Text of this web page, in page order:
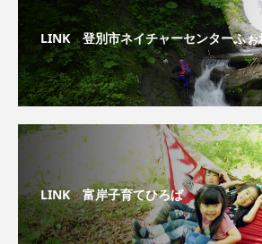
LINK 登別市ネイチャーセンターふぉ
LINK 富岸子育てひろば